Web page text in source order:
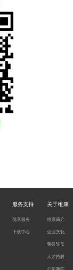
服务支持
优享服务
下载中心
关于维康
维康简介
企业文化
荣誉资质
人才招聘
公司新闻